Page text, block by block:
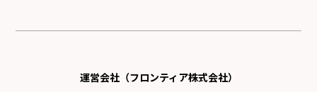
運営会社（フロンティア株式会社）